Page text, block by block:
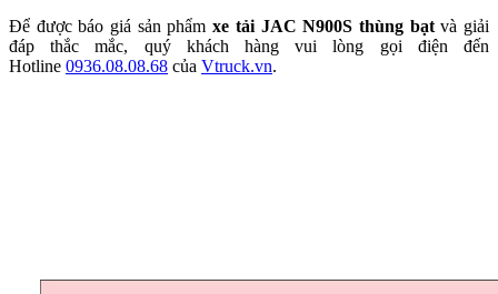
Để được báo giá sản phẩmxe tải JAC N900S thùng bạtvà giải
đáp thắc mắc, quý khách hàng vui lòng gọi điện đến
Hotline 0936.08.08.68 của Vtruck.vn.